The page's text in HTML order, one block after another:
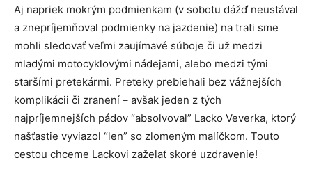
Aj napriek mokrým podmienkam (v sobotu dážď neustával
a znepríjemňoval podmienky na jazdenie) na trati sme
mohli sledovať veľmi zaujímavé súboje či už medzi
mladými motocyklovými nádejami, alebo medzi tými
staršími pretekármi. Preteky prebiehali bez vážnejších
komplikácii či zranení – avšak jeden z tých
najpríjemnejších pádov “absolvoval” Lacko Veverka, ktorý
našťastie vyviazol “len” so zlomeným malíčkom. Touto
cestou chceme Lackovi zaželať skoré uzdravenie!